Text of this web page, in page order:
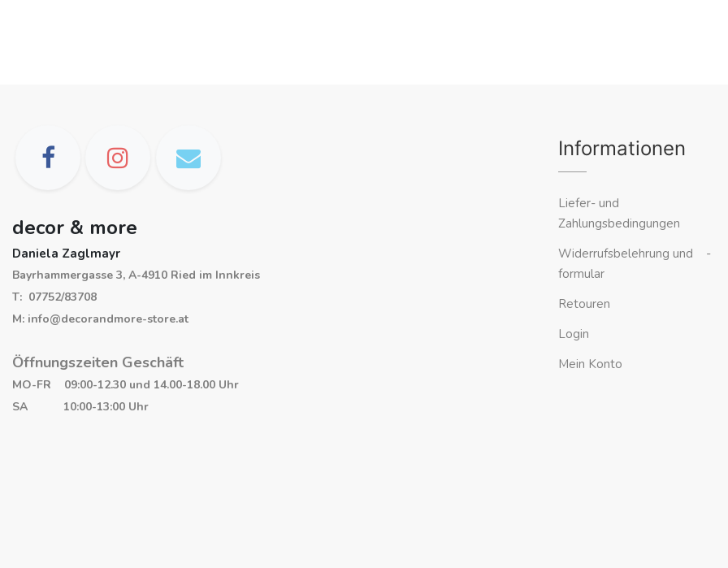
decor & more
Daniela Zaglmayr
Bayrhammergasse 3, A-4910 Ried im Innkreis
T: 07752/83708
M: info@decorandmore-store.at
Öffnungszeiten Geschäft
MO-FR 09:00-12.30 und 14.00-18.00 Uhr
SA 10:00-13:00 Uhr
Informationen
Liefer- und
Zahlungsbedingungen
Widerrufsbelehrung und -
formular
Retouren
Login
Mein Konto